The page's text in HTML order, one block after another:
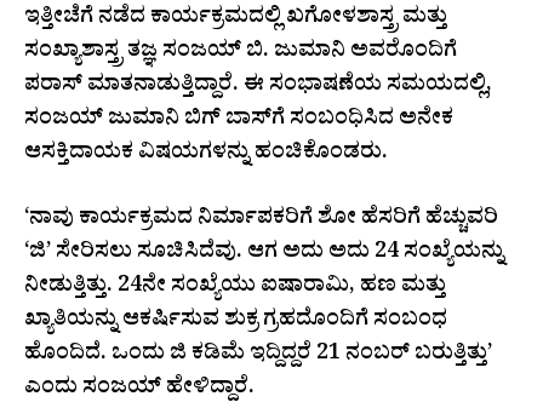
ಇತ್ತೀಚೆಗೆ ನಡೆದ ಕಾರ್ಯಕ್ರಮದಲ್ಲಿ ಖಗೋಳಶಾಸ್ತ್ರ ಮತ್ತು
ಸಂಖ್ಯಾಶಾಸ್ತ್ರ ತಜ್ಞ ಸಂಜಯ್ ಬಿ. ಜುಮಾನಿ ಅವರೊಂದಿಗೆ
ಪರಾಸ್ ಮಾತನಾಡುತ್ತಿದ್ದಾರೆ. ಈ ಸಂಭಾಷಣೆಯ ಸಮಯದಲ್ಲಿ,
ಸಂಜಯ್ ಜುಮಾನಿ ಬಿಗ್ ಬಾಸ್‌ಗೆ ಸಂಬಂಧಿಸಿದ ಅನೇಕ
ಆಸಕ್ತಿದಾಯಕ ವಿಷಯಗಳನ್ನು ಹಂಚಿಕೊಂಡರು.
‘ನಾವು ಕಾರ್ಯಕ್ರಮದ ನಿರ್ಮಾಪಕರಿಗೆ ಶೋ ಹೆಸರಿಗೆ ಹೆಚ್ಚುವರಿ
‘ಜಿ’ ಸೇರಿಸಲು ಸೂಚಿಸಿದೆವು. ಆಗ ಅದು ಅದು 24 ಸಂಖ್ಯೆಯನ್ನು
ನೀಡುತ್ತಿತ್ತು. 24ನೇ ಸಂಖ್ಯೆಯು ಐಷಾರಾಮಿ, ಹಣ ಮತ್ತು
ಖ್ಯಾತಿಯನ್ನು ಆಕರ್ಷಿಸುವ ಶುಕ್ರ ಗ್ರಹದೊಂದಿಗೆ ಸಂಬಂಧ
ಹೊಂದಿದೆ. ಒಂದು ಜಿ ಕಡಿಮೆ ಇದ್ದಿದ್ದರೆ 21 ನಂಬರ್ ಬರುತ್ತಿತ್ತು’
ಎಂದು ಸಂಜಯ್ ಹೇಳಿದ್ದಾರೆ.